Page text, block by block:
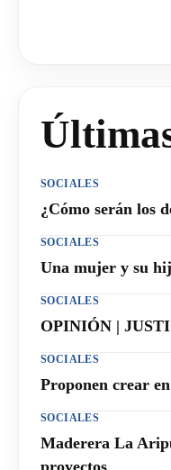
SOCIALES
¿Cómo serán los
SOCIALES
Una mujer y su
SOCIALES
OPINIÓN |
SOCIALES
Proponen crear
SOCIALES
Maderera La